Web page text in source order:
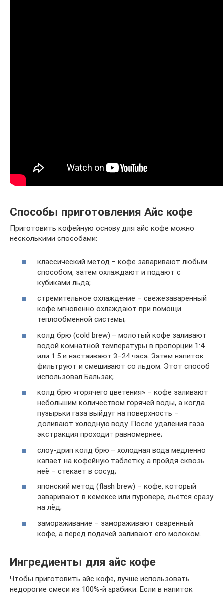
Способы приготовления Айс кофе
Приготовить кофейную основу для айс кофе можно
несколькими способами:
классический метод – кофе заваривают любым
способом, затем охлаждают и подают с
кубиками льда;
стремительное охлаждение – свежезаваренный
кофе мгновенно охлаждают при помощи
теплообменной системы;
колд брю (cold brew) – молотый кофе заливают
водой комнатной температуры в пропорции 1:4
или 1:5 и настаивают 3–24 часа. Затем напиток
фильтруют и смешивают со льдом. Этот способ
использовал Бальзак;
колд брю «горячего цветения» – кофе заливают
небольшим количеством горячей воды, а когда
пузырьки газа выйдут на поверхность –
доливают холодную воду. После удаления газа
экстракция проходит равномернее;
слоу-дрип колд брю – холодная вода медленно
капает на кофейную таблетку, а пройдя сквозь
неё – стекает в сосуд;
японский метод (flash brew) – кофе, который
заваривают в кемексе или пуровере, льётся сразу
на лёд;
замораживание – замораживают сваренный
кофе, а перед подачей заливают его молоком.
Ингредиенты для айс кофе
Чтобы приготовить айс кофе, лучше использовать
недорогие смеси из 100%-й арабики. Если в напиток